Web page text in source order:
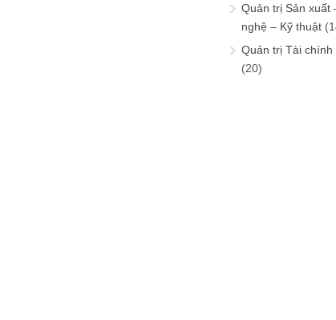
Quản trị Sản xuất
nghệ – Kỹ thuật
Quản trị Tài
(20)